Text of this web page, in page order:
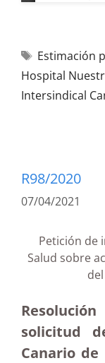
Estimación
Hospital
Intersindical
R98/2020
07/04/2021
Petición de
Salud sobre
solicitud
Canario